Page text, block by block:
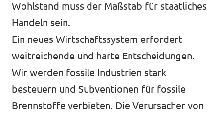
Wohlstand muss der Maßstab für staatliches
Handeln sein.
Ein neues Wirtschaftssystem erfordert
weitreichende und harte Entscheidungen.
Wir werden fossile Industrien stark
besteuern und Subventionen für fossile
Brennstoffe verbieten. Die Verursacher von